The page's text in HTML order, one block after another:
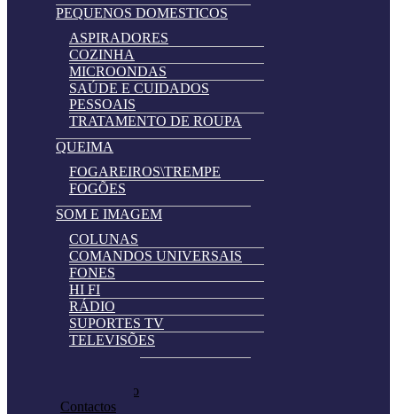
PEQUENOS DOMESTICOS
ASPIRADORES
COZINHA
MICROONDAS
SAÚDE E CUIDADOS
PESSOAIS
TRATAMENTO DE ROUPA
QUEIMA
FOGAREIROS\TREMPE
FOGÕES
SOM E IMAGEM
COLUNAS
COMANDOS UNIVERSAIS
FONES
HI FI
RÁDIO
SUPORTES TV
TELEVISÕES
Pedir Cotação
Contactos